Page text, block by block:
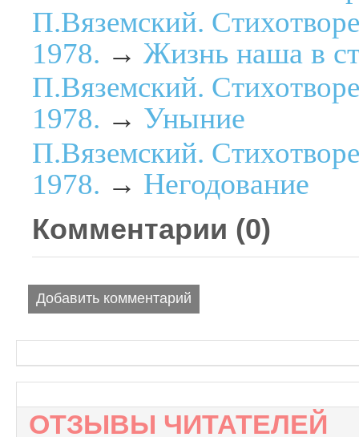
П.Вяземский.
1978. → Жизнь наша в
П.Вяземский.
1978. → Уныние
П.Вяземский.
1978. → Негодование
Комментарии (0)
Добавить комментарий
ОТЗЫВЫ ЧИТАТЕЛЕЙ